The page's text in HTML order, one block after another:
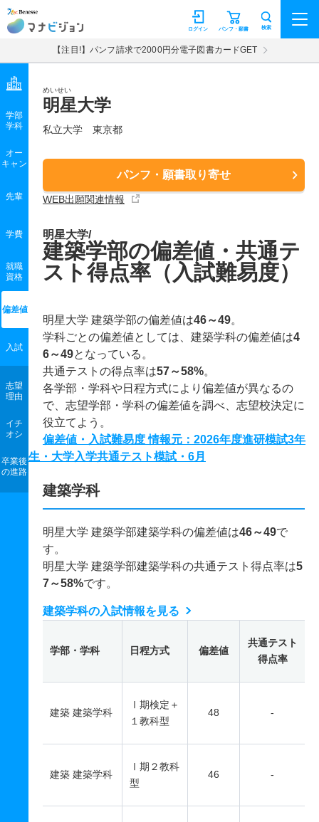
マナビジョン パンフ・願書
ログイン 検索
【注目!】パンフ請求で2000円分電子図書カードGET
めいせい
明星大学
私立大学 東京都
パンフ・願書取り寄せ
WEB出願関連情報
学部
学科
オー
キャン
先輩
学費
就職
資格
偏差値
入試
志望
理由
イチ
オシ
卒業後
の進路
明星大学/
建築学部の偏差値・共通テ
スト得点率（入試難易度）
明星大学 建築学部の偏差値は46～49。
学科ごとの偏差値としては、建築学科の偏差値は4
6～49となっている。
共通テストの得点率は57～58%。
各学部・学科や日程方式により偏差値が異なるの
で、志望学部・学科の偏差値を調べ、志望校決定に
役立てよう。
偏差値・入試難易度 情報元：2026年度進研模試3年
生・大学入学共通テスト模試・6月
建築学科
明星大学 建築学部建築学科の偏差値は46～49で
す。
明星大学 建築学部建築学科の共通テスト得点率は5
7～58%です。
建築学科の入試情報を見る
学部・学科 日程方式 偏差値
共通テスト
得点率
建築 建築学科
Ⅰ期検定＋
１教科型
48 -
建築 建築学科
Ⅰ期２教科
型
46 -